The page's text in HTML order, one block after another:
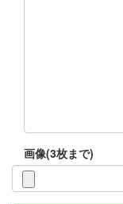
画像(3枚まで)